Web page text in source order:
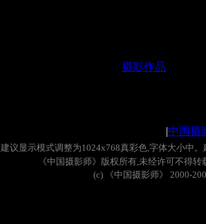
摄影作品
|中国摄
建议显示模式调整为1024x768真彩色,字体大小中。
《中国摄影师》版权所有,未经许可不得转
(c)
《中国摄影师》 2000-200